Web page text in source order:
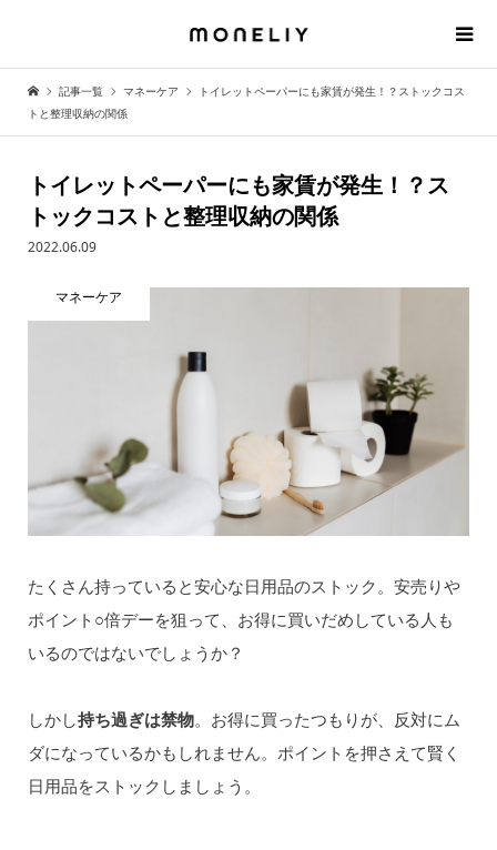
記事一覧 マネーケア
トイレットペーパーにも家賃が発生！？ストックコス
トと整理収納の関係
トイレットペーパーにも家賃が発生！？ス
トックコストと整理収納の関係
2022.06.09
マネーケア
たくさん持っていると安心な日用品のストック。安売りや
ポイント○倍デーを狙って、お得に買いだめしている人も
いるのではないでしょうか？
しかし持ち過ぎは禁物。お得に買ったつもりが、反対にム
ダになっているかもしれません。ポイントを押さえて賢く
日用品をストックしましょう。